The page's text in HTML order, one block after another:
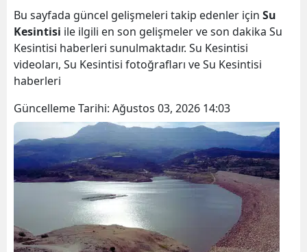
Bu sayfada güncel gelişmeleri takip edenler için Su
Kesintisi ile ilgili en son gelişmeler ve son dakika Su
Kesintisi haberleri sunulmaktadır. Su Kesintisi
videoları, Su Kesintisi fotoğrafları ve Su Kesintisi
haberleri
Güncelleme Tarihi: Ağustos 03, 2026 14:03